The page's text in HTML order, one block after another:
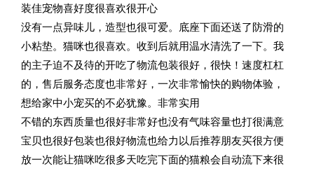
装佳宠物喜好度很喜欢很开心
没有一点异味儿，造型也很可爱。底座下面还送了防滑的
小粘垫。猫咪也很喜欢。收到后就用温水清洗了一下。我
的主子迫不及待的开吃了物流包装很好，很快！速度杠杠
的，售后服务态度也非常好，一次非常愉快的购物体验，
想给家中小宠买的不必犹豫。非常实用
不错的东西质量也很好非常好也没有气味容量也打很满意
宝贝也很好包装也很好物流也给力以后推荐朋友买很方便
放一次能让猫咪吃很多天吃完下面的猫粮会自动流下来很